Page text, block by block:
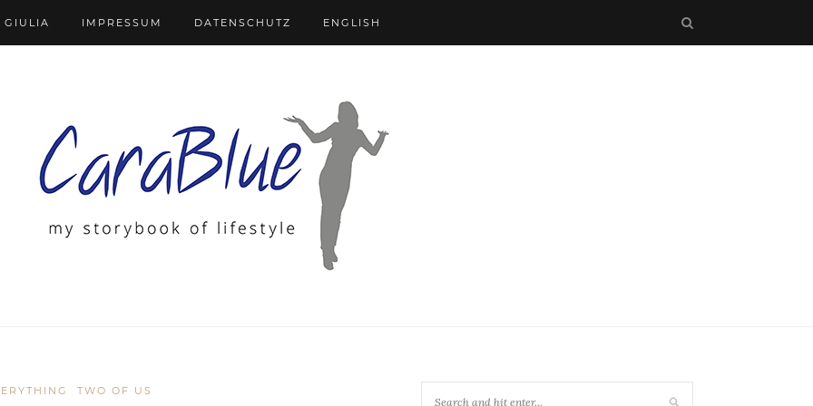
GIULIA IMPRESSUM DATENSCHUTZ ENGLISH
TWO OF US